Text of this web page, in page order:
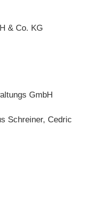
& Co. KG
GmbH
Schreiner, Cedric